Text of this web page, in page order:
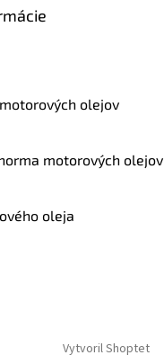
olejov
motorových olejov
oleja
Vytvoril Shoptet